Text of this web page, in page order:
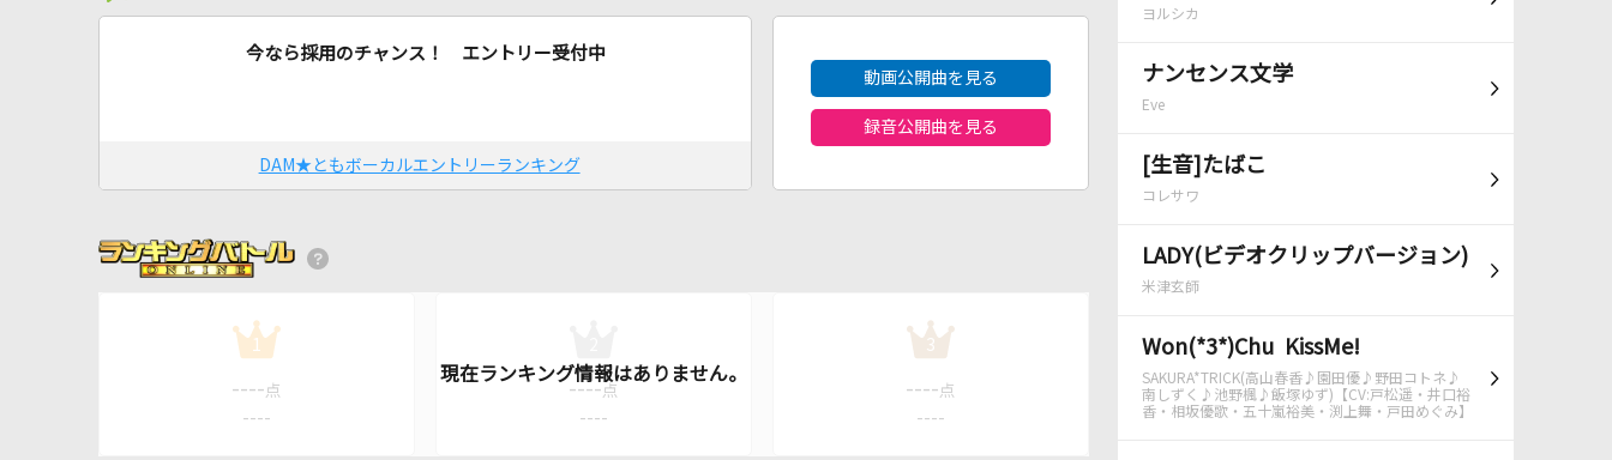
ヨルシカ
ナンセンス文学
Eve
[生音]たばこ
コレサワ
LADY(ビデオクリップバージョン)
米津玄師
Won(*3*)Chu KissMe!
SAKURA*TRICK(高山春香♪園田優♪野田コトネ♪
南しずく♪池野楓♪飯塚ゆず)【CV:戸松遥・井口裕
香・相坂優歌・五十嵐裕美・渕上舞・戸田めぐみ】
今なら採用のチャンス！ エントリー受付中
DAM★ともボーカルエントリーランキング
動画公開曲を見る
録音公開曲を見る
1
---- 点
----
---- 点
----
3
---- 点
----